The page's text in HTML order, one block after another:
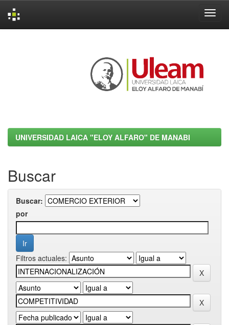
UNIVERSIDAD LAICA "ELOY ALFARO" DE MANABI
Buscar
Buscar:
por
Filtros actuales: